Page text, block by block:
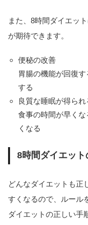
また、8時間ダイエッ
が期待できます。
便秘の改善
胃腸の機能が回復
する
良質な睡眠が得られ
食事の時間が早く
くなる
8時間ダイエッ
どんなダイエットも正
すくなるので、ルール
ダイエットの正しい手